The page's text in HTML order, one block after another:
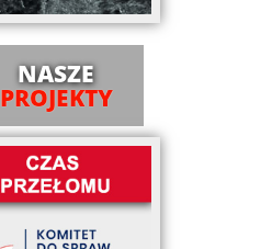
NASZE
PROJEKTY